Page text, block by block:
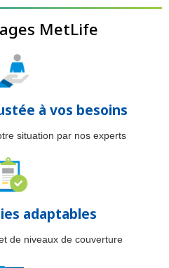
MetLife
à vos besoins
situation par nos experts
adaptables
de niveaux de couverture